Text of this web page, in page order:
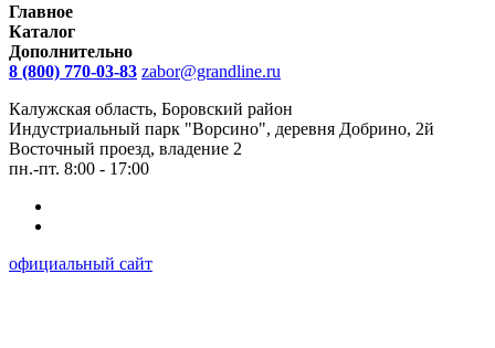
Главное
Каталог
Дополнительно
8 (800) 770-03-83 zabor@grandline.ru
Калужская область, Боровский район
Индустриальный парк "Ворсино", деревня Добрино, 2й
Восточный проезд, владение 2
пн.-пт. 8:00 - 17:00
официальный сайт